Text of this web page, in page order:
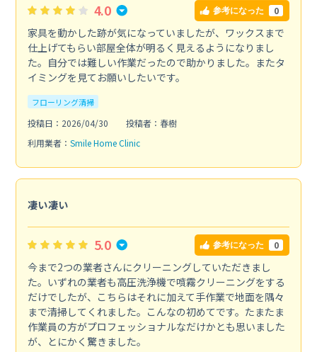
4.0 参考になった 0
家具を動かした跡が気になっていましたが、ワックスまで
仕上げてもらい部屋全体が明るく見えるようになりまし
た。自分では難しい作業だったので助かりました。またタ
イミングを見てお願いしたいです。
フローリング清掃
投稿日：2026/04/30
投稿者：春樹
利用業者： Smile Home Clinic
凄い凄い
5.0 参考になった 0
今まで2つの業者さんにクリーニングしていただきまし
た。いずれの業者も高圧洗浄機で噴霧クリーニングをする
だけでしたが、こちらはそれに加えて手作業で地面を隅々
まで清掃してくれました。こんなの初めてです。たまたま
作業員の方がプロフェッショナルなだけかとも思いました
が、とにかく驚きました。